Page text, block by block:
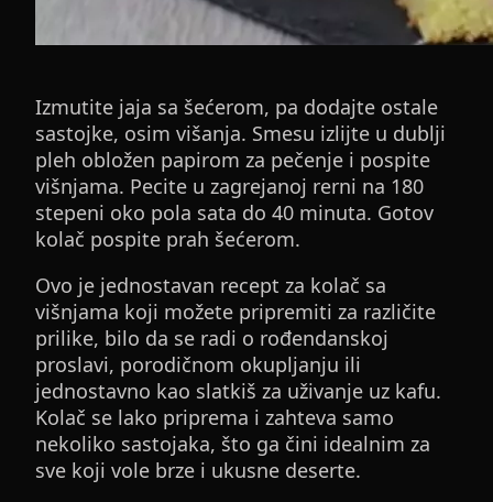
Izmutite jaja sa šećerom, pa dodajte ostale
sastojke, osim višanja. Smesu izlijte u dublji
pleh obložen papirom za pečenje i pospite
višnjama. Pecite u zagrejanoj rerni na 180
stepeni oko pola sata do 40 minuta. Gotov
kolač pospite prah šećerom.
Ovo je jednostavan recept za kolač sa
višnjama koji možete pripremiti za različite
prilike, bilo da se radi o rođendanskoj
proslavi, porodičnom okupljanju ili
jednostavno kao slatkiš za uživanje uz kafu.
Kolač se lako priprema i zahteva samo
nekoliko sastojaka, što ga čini idealnim za
sve koji vole brze i ukusne deserte.